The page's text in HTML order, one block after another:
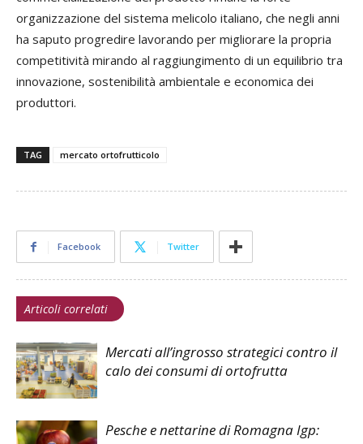
organizzazione del sistema melicolo italiano, che negli anni
ha saputo progredire lavorando per migliorare la propria
competitività mirando al raggiungimento di un equilibrio tra
innovazione, sostenibilità ambientale e economica dei
produttori.
TAG mercato ortofrutticolo
Facebook Twitter
Articoli correlati
Mercati all’ingrosso strategici contro il
calo dei consumi di ortofrutta
Pesche e nettarine di Romagna Igp: